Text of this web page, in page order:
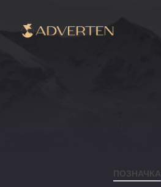
ПОЗНАЧКА